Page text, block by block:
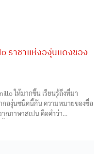
ราชาแห่งองุ่นแดงของ
ให้มากขึ้น เรียนรู้ถึงที่มา
องุ่นชนิดนี้กัน ความหมายของชื่อ
กภาษาสเปน คือคำว่า